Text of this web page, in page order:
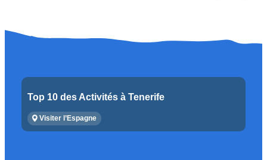
Top 10 des Activités à Tenerife
Visiter l’Espagne